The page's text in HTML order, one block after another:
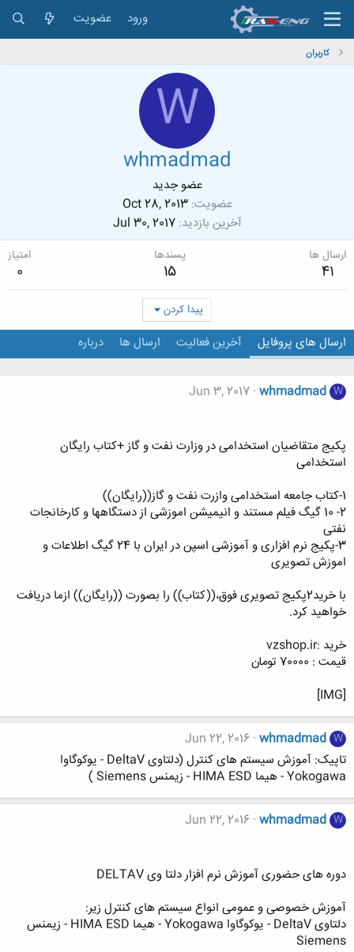
ورود عضویت
کاربران
W
whmadmad
عضو جدید
عضویت Oct 28, 2013
آخرین بازدید Jul 30, 2017
ارسال ها
41
پسندها
15
امتیاز
0
پیدا کردن
ارسال های پروفایل آخرین فعالیت ارسال ها درباره
W
whmadmad
Jun 3, 2017
پکیج متقاضیان استخدامی در وزارت نفت و گاز +کتاب رایگان
استخدامی
1-کتاب جامعه استخدامی وازرت نفت و گاز((رایگان))
2- 10 گیگ فیلم مستند و انیمیشن اموزشی از دستگاهها و کارخانجات
نفتی
3-پکیج نرم افزاری و آموزشی اسپن در ایران با 24 گیگ اطلاعات و
اموزش تصویری
با خرید2پکیج تصویری فوق،((کتاب)) را بصورت ((رایگان)) ازما دریافت
خواهید کرد.
خرید :vzshop.ir
قیمت : 70000 تومان
[IMG]
W
whmadmad
Jun 22, 2016
تاپیک: آموزش سیستم های کنترل (دلتاوی DeltaV - یوکوگاوا
Yokogawa - هیما HIMA ESD - زیمنس Siemens )
W
whmadmad
Jun 22, 2016
دوره های حضوری آموزش نرم افزار دلتا وی DELTAV
آموزش خصوصی و عمومی انواع سیستم های کنترل زیر:
دلتاوی DeltaV - یوکوگاوا Yokogawa - هیما HIMA ESD - زیمنس
Siemens